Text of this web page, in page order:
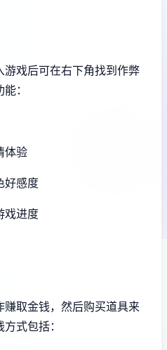
戏后可在右下角找到作弊
：
体验
好感度
戏进度
取金钱，然后购买道具来
式包括：